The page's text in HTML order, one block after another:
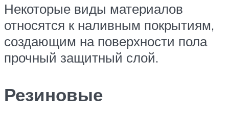
Некоторые виды материалов
относятся к наливным покрытиям,
создающим на поверхности пола
прочный защитный слой.
Резиновые